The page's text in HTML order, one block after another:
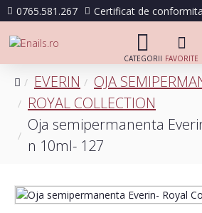
0765.581.267 Certificat de
EVERIN
OJA
ROYAL COLLECTION
Oja semipermanenta
n 10ml- 127